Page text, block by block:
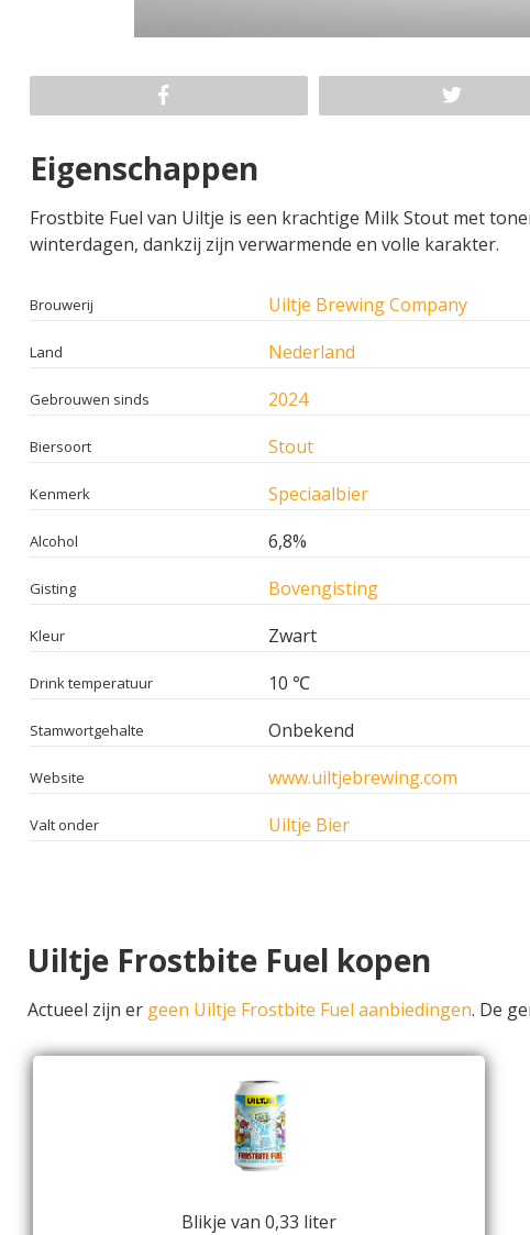
Eigenschappen
Frostbite Fuel van Uiltje is een krachtige Milk Stout met
winterdagen, dankzij zijn verwarmende en volle karakter.
Brouwerij Uiltje Brewing Company
Land Nederland
Gebrouwen sinds 2024
Biersoort Stout
Kenmerk Speciaalbier
Alcohol 6,8%
Gisting Bovengisting
Kleur Zwart
Drink temperatuur 10 ℃
Stamwortgehalte Onbekend
Website www.uiltjebrewing.com
Valt onder Uiltje Bier
Uiltje Frostbite Fuel kopen
Actueel zijn er geen Uiltje Frostbite Fuel aanbiedingen. De
Blikje van 0,33 liter